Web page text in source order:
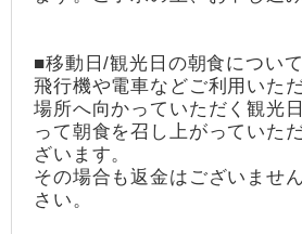
■移動日/観光日の朝食について
飛行機や電車などご利用いた
場所へ向かっていただく観光
って朝食を召し上がっていた
ざいます。
その場合も返金はございませ
さい。